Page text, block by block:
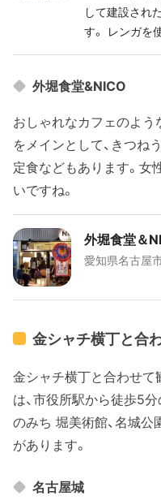
して建設され
す。 レンガを
見どころも多
いますが、オ
外堀食堂&NICO
おしゃれなカフェのよう
をメインとして、きつね
定食などもあります。女
いですね。
外堀食堂＆
愛知県名古屋
金シャチ横丁と合
金シャチ横丁と合わせて
は、市役所駅から徒歩5
のみち 堀美術館、名城
があります。
名古屋城